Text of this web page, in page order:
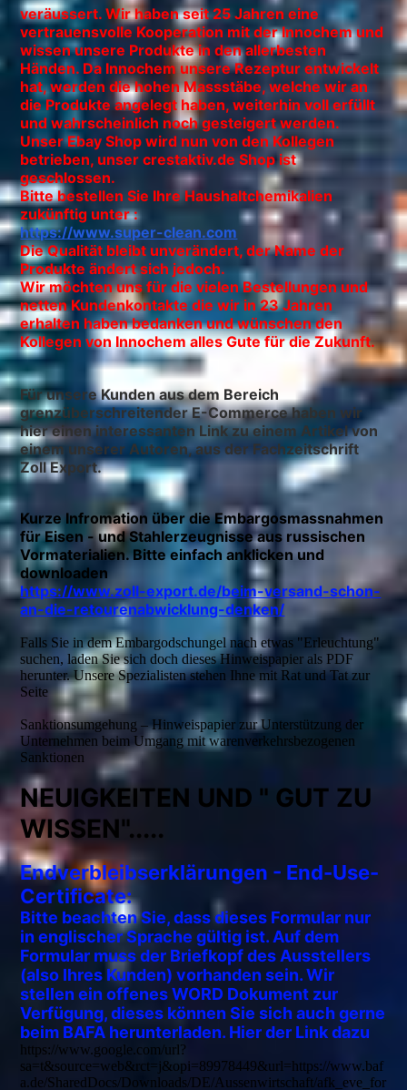
veräussert. Wir haben seit 25 Jahren eine
vertrauensvolle Kooperation mit der Innochem und
wissen unsere Produkte in den allerbesten
Händen. Da Innochem unsere Rezeptur entwickelt
hat, werden die hohen Massstäbe, welche wir an
die Produkte angelegt haben, weiterhin voll erfüllt
und wahrscheinlich noch gesteigert werden.
Unser Ebay Shop wird nun von den Kollegen
betrieben, unser crestaktiv.de Shop ist
geschlossen.
Bitte bestellen Sie Ihre Haushaltchemikalien
zukünftig unter :
https://www.super-clean.com
Die Qualität bleibt unverändert, der Name der
Produkte ändert sich jedoch.
Wir möchten uns für die vielen Bestellungen und
netten Kundenkontakte die wir in 23 Jahren
erhalten haben bedanken und wünschen den
Kollegen von Innochem alles Gute für die Zukunft.
Für unsere Kunden aus dem Bereich
grenzüberschreitender E-Commerce haben wir
hier einen interessanten Link zu einem Artikel von
einem unserer Autoren, aus der Fachzeitschrift
Zoll Export.
Kurze Infromation über die Embargosmassnahmen
für Eisen - und Stahlerzeugnisse aus russischen
Vormaterialien. Bitte einfach anklicken und
downloaden
https://www.zoll-export.de/beim-versand-schon-
an-die-retourenabwicklung-denken/
Falls Sie in dem Embargodschungel nach etwas "Erleuchtung"
suchen, laden Sie sich doch dieses Hinweispapier als PDF
herunter. Unsere Spezialisten stehen Ihne mit Rat und Tat zur
Seite
Sanktionsumgehung – Hinweispapier zur Unterstützung der
Unternehmen beim Umgang mit warenverkehrsbezogenen
Sanktionen
NEUIGKEITEN UND " GUT ZU
WISSEN".....
Endverbleibserklärungen - End-Use-
Certificate:
Bitte beachten Sie, dass dieses Formular nur
in englischer Sprache gültig ist. Auf dem
Formular muss der Briefkopf des Ausstellers
(also Ihres Kunden) vorhanden sein. Wir
stellen ein offenes WORD Dokument zur
Verfügung, dieses können Sie sich auch gerne
beim BAFA herunterladen. Hier der Link dazu
https://www.google.com/url?
sa=t&source=web&rct=j&opi=89978449&url=https://www.baf
a.de/SharedDocs/Downloads/DE/Aussenwirtschaft/afk_eve_for